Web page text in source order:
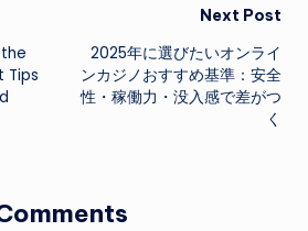
Tips
Next Post
2025年に選びたいオンライ
ンカジノおすすめ基準：安全
性・稼働力・没入感で差がつ
く